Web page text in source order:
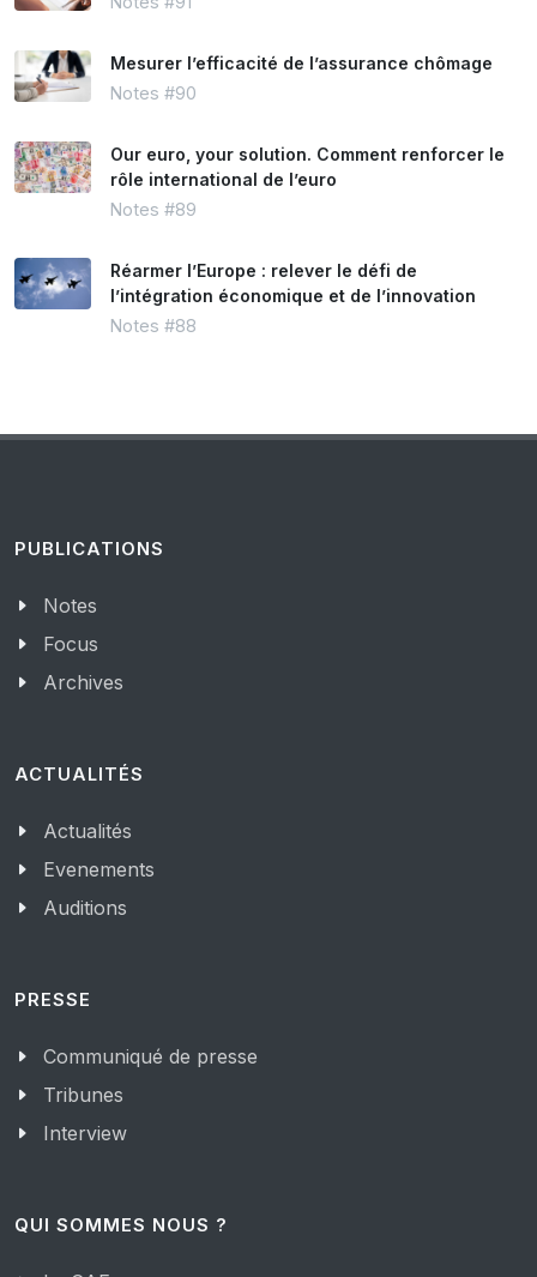
Mesurer l’efficacité de l’assurance chômage
Notes #90
Our euro, your solution. Comment renforcer le
rôle international de l’euro
Notes #89
Réarmer l’Europe : relever le défi de
l’intégration économique et de l’innovation
Notes #88
PUBLICATIONS
Notes
Focus
Archives
ACTUALITÉS
Actualités
Evenements
Auditions
PRESSE
Communiqué de presse
Tribunes
Interview
QUI SOMMES NOUS ?